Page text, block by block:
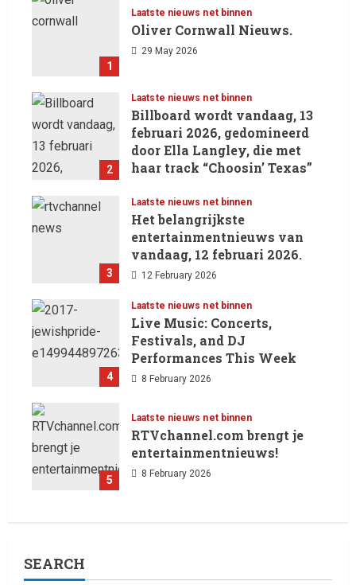
1
Laatste nieuws net binnen
Oliver Cornwall Nieuws.
29 May 2026
2
Laatste nieuws net binnen
Billboard wordt vandaag, 13
februari 2026, gedomineerd
door Ella Langley, die met
haar track “Choosin’ Texas”
in de Hot 100 heeft behaald.
13 February 2026
3
Laatste nieuws net binnen
Het belangrijkste
entertainmentnieuws van
vandaag, 12 februari 2026.
12 February 2026
4
Laatste nieuws net binnen
Live Music: Concerts,
Festivals, and DJ
Performances This Week
8 February 2026
5
Laatste nieuws net binnen
RTVchannel.com brengt je
entertainmentnieuws!
8 February 2026
SEARCH